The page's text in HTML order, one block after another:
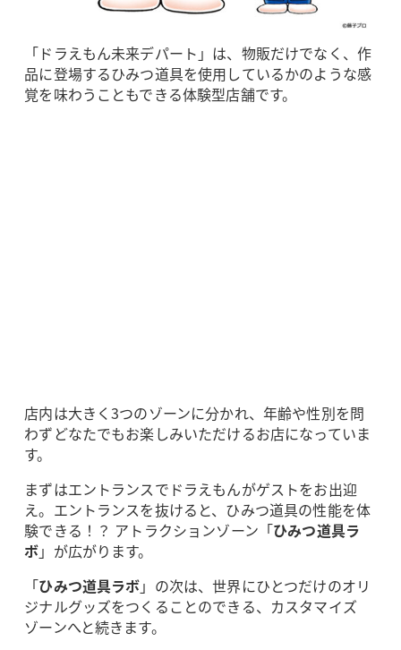
「ドラえもん未来デパート」は、物販だけでなく、作
品に登場するひみつ道具を使用しているかのような感
覚を味わうこともできる体験型店舗です。
店内は大きく3つのゾーンに分かれ、年齢や性別を問
わずどなたでもお楽しみいただけるお店になっていま
す。
まずはエントランスでドラえもんがゲストをお出迎
え。エントランスを抜けると、ひみつ道具の性能を体
験できる！？ アトラクションゾーン「ひみつ道具ラ
ボ」が広がります。
「ひみつ道具ラボ」の次は、世界にひとつだけのオリ
ジナルグッズをつくることのできる、カスタマイズ
ゾーンへと続きます。